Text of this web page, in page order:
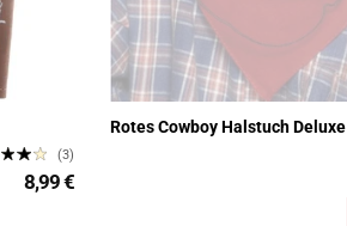
(3)
8,99 €
Rotes Cowboy Halstuch Deluxe